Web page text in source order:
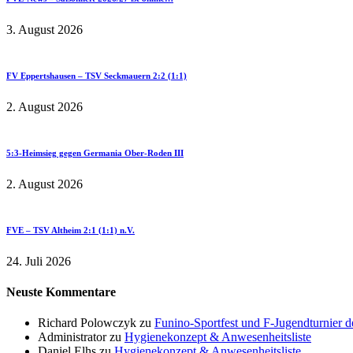
3. August 2026
FV Eppertshausen – TSV Seckmauern 2:2 (1:1)
2. August 2026
5:3-Heimsieg gegen Germania Ober-Roden III
2. August 2026
FVE – TSV Altheim 2:1 (1:1) n.V.
24. Juli 2026
Neuste Kommentare
Richard Polowczyk zu Funino-Sportfest und F-Jugendturnier
Administratorzu Hygienekonzept & Anwesenheitsliste